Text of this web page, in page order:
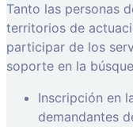
Tanto las personas
territorios de
participar de los
soporte en la
Inscripción en
demandantes